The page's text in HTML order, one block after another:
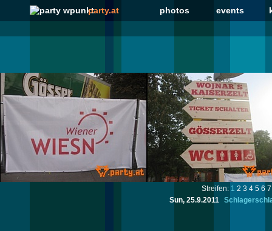
party.at photos events
Streifen: 1 2 3 4 5 6 7
Sun, 25.9.2011